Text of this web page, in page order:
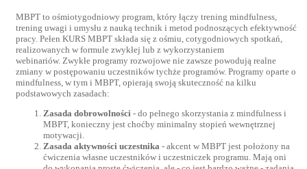
MBPT to ośmiotygodniowy program, który łączy trening mindfulness,
trening uwagi i umysłu z nauką technik i metod podnoszących efektywność
pracy. Pełen KURS MBPT składa się z ośmiu, cotygodniowych spotkań,
realizowanych w formule zwykłej lub z wykorzystaniem
webinariów. Zwykłe programy rozwojowe nie zawsze powodują realne
zmiany w postępowaniu uczestników tychże programów. Programy oparte o
mindfulness, w tym i MBPT, opierają swoją skuteczność na kilku
podstawowych zasadach:
Zasada dobrowolności - do pełnego skorzystania z mindfulness i
MBPT, konieczny jest choćby minimalny stopień wewnętrznej
motywacji.
Zasada aktywności uczestnika - akcent w MBPT jest położony na
ćwiczenia własne uczestników i uczestniczek programu. Mają oni